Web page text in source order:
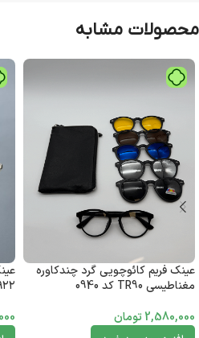
محصولات مشابه
عینک فریم کائوچویی گرد چندکاوره
مغناطیسی TR90 کد 0940
2,580,000تومان